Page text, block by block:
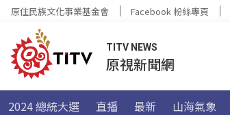
原住民族文化事業基金會 Facebook 粉絲專頁
TITV NEWS
原視新聞網
2024 總統大選 直播 最新 山海氣象